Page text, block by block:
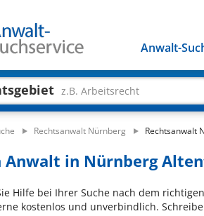
Anwalt-
z.B. Arbeitsrecht
Rechtsanwalt Nürnberg Rechtsanwalt
Anwalt in Nürnberg
Hilfe bei Ihrer Suche nach dem
kostenlos und unverbindlich.